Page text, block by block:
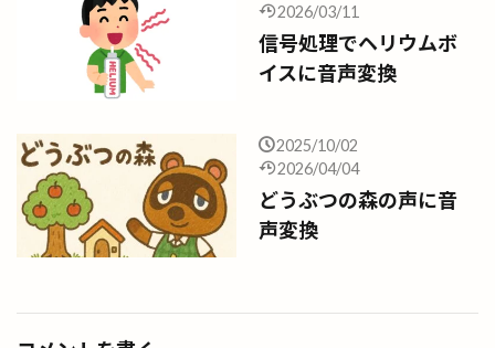
2026/03/11
信号処理でヘリウムボ
イスに音声変換
2025/10/02
2026/04/04
どうぶつの森の声に音
声変換